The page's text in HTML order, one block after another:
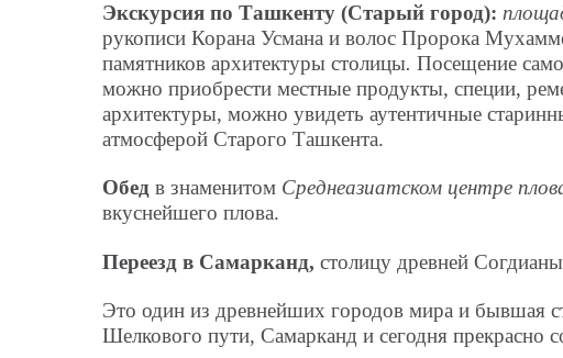
Экскурсия по Ташкенту (Старый город):
рукописи Корана Усмана и волос Пророка
памятников архитектуры столицы. Посещение
можно приобрести местные продукты, специи,
архитектуры, можно увидеть аутентичные
атмосферой Старого Ташкента.
Обедв знаменитом Среднеазиатском центре
вкуснейшего плова.
Переезд в Самарканд, столицу древней
Это один из древнейших городов мира и бывшая
Шелкового пути, Самарканд и сегодня прекрасно